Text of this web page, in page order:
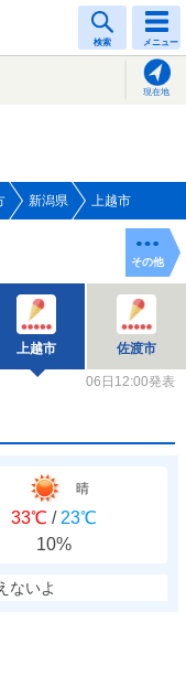
検索 メニュー
現在地
新潟県 上越市
上越市 佐渡市
その他
06日12:00発表
晴
33℃ / 23℃
10%
ないよ